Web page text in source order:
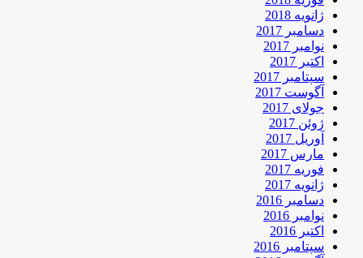
ژانویه 2018
دسامبر 2017
نوامبر 2017
اکتبر 2017
سپتامبر 2017
آگوست 2017
جولای 2017
ژوئن 2017
آوریل 2017
مارس 2017
فوریه 2017
ژانویه 2017
دسامبر 2016
نوامبر 2016
اکتبر 2016
سپتامبر 2016